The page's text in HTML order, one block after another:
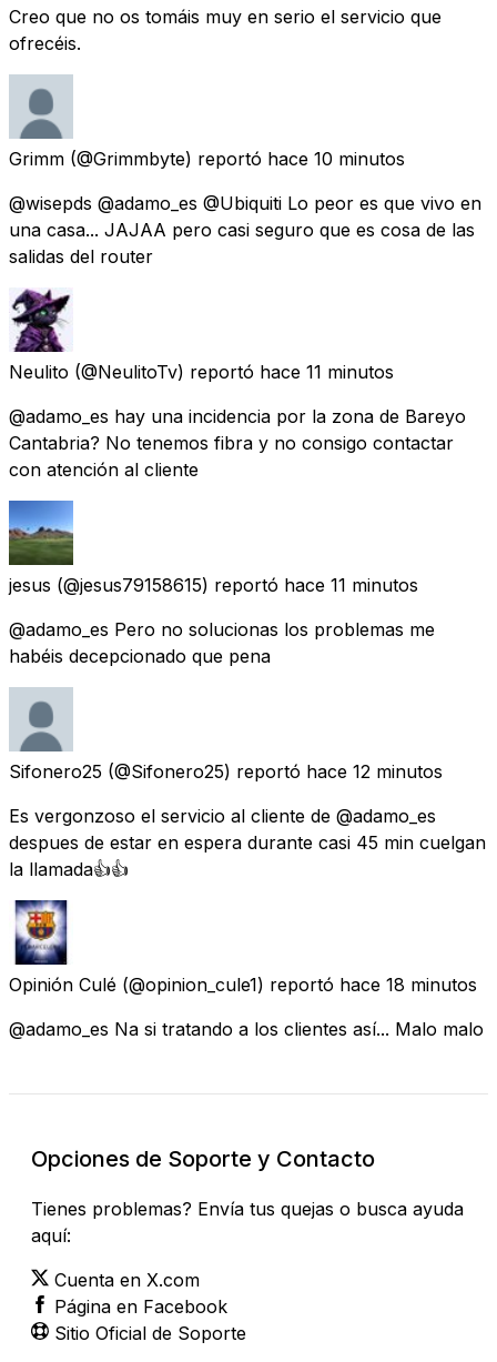
Creo que no os tomáis muy en serio el servicio que
ofrecéis.
Grimm (@Grimmbyte) reportó hace 10 minutos
@wisepds @adamo_es @Ubiquiti Lo peor es que vivo en
una casa... JAJAA pero casi seguro que es cosa de las
salidas del router
Neulito (@NeulitoTv) reportó hace 11 minutos
@adamo_es hay una incidencia por la zona de Bareyo
Cantabria? No tenemos fibra y no consigo contactar
con atención al cliente
jesus (@jesus79158615) reportó hace 11 minutos
@adamo_es Pero no solucionas los problemas me
habéis decepcionado que pena
Sifonero25 (@Sifonero25) reportó hace 12 minutos
Es vergonzoso el servicio al cliente de @adamo_es
despues de estar en espera durante casi 45 min cuelgan
la llamada👍👍
Opinión Culé (@opinion_cule1) reportó hace 18 minutos
@adamo_es Na si tratando a los clientes así... Malo malo
Opciones de Soporte y Contacto
Tienes problemas? Envía tus quejas o busca ayuda
aquí:
Cuenta en X.com
Página en Facebook
Sitio Oficial de Soporte